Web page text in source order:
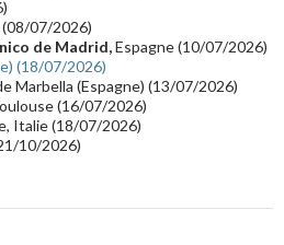
(15)
(14) (14)
Chine(13)
(08/07/2026)
de Madrid,Espagne (10/07/2026)
(18/07/2026)
Marbella (Espagne) (13/07/2026)
(16/07/2026)
Italie (18/07/2026)
10/2026)